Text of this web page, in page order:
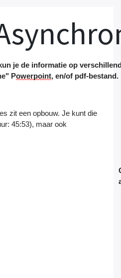
je de informatie op
Powerpoint, en/of pdf-bestand.
zit een opbouw. Je kunt die
45:53), maar ook